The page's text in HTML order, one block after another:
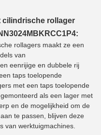
cilindrische rollager
:
rollagers maakt ze een
van
eenrijige en dubbele rij
taps toelopende
met een taps toelopende
als een lager met
en de mogelijkheid om de
te passen, blijven deze
van werktuigmachines.